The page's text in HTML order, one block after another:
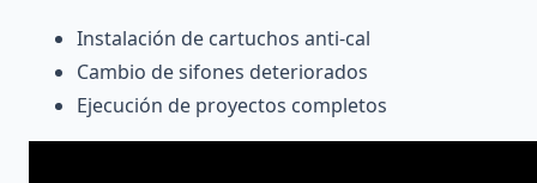
Instalación de cartuchos anti-cal
Cambio de sifones deteriorados
Ejecución de proyectos completos